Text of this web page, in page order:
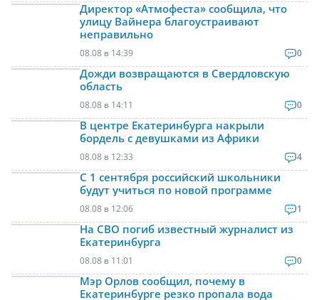
Директор «Атмофеста» сообщила, что
улицу Вайнера благоустраивают
неправильно
08.08 в 14:39 0
Дожди возвращаются в Свердловскую
область
08.08 в 14:11 0
В центре Екатеринбурга накрыли
бордель с девушками из Африки
08.08 в 12:33 4
С 1 сентября российский школьники
будут учиться по новой программе
08.08 в 12:06 1
На СВО погиб известный журналист из
Екатеринбурга
08.08 в 11:01 0
Мэр Орлов сообщил, почему в
Екатеринбурге резко пропала вода